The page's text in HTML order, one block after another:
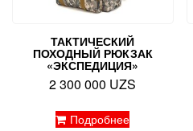
ТАКТИЧЕСКИЙ
ПОХОДНЫЙ РЮКЗАК
«ЭКСПЕДИЦИЯ»
2 300 000 UZS
Подробнее